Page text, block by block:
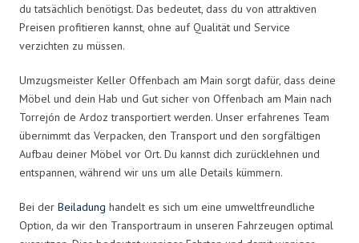
du tatsächlich benötigst. Das bedeutet, dass du von attraktiven
Preisen profitieren kannst, ohne auf Qualität und Service
verzichten zu müssen.
Umzugsmeister Keller Offenbach am Main sorgt dafür, dass deine
Möbel und dein Hab und Gut sicher von Offenbach am Main nach
Torrejón de Ardoz transportiert werden. Unser erfahrenes Team
übernimmt das Verpacken, den Transport und den sorgfältigen
Aufbau deiner Möbel vor Ort. Du kannst dich zurücklehnen und
entspannen, während wir uns um alle Details kümmern.
Bei der Beiladung handelt es sich um eine umweltfreundliche
Option, da wir den Transportraum in unseren Fahrzeugen optimal